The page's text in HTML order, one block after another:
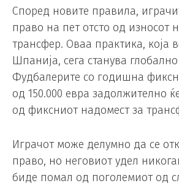
Според новите правила,
право на пет отсто од износот
трансфер. Оваа практика, која
Шпанија, сега станува
Фудбалерите со годишна
од 150.000 евра задолжително
од фиксниот надомест за
Играчот може делумно да се
право, но неговиот удел
биде помал од поголемиот од